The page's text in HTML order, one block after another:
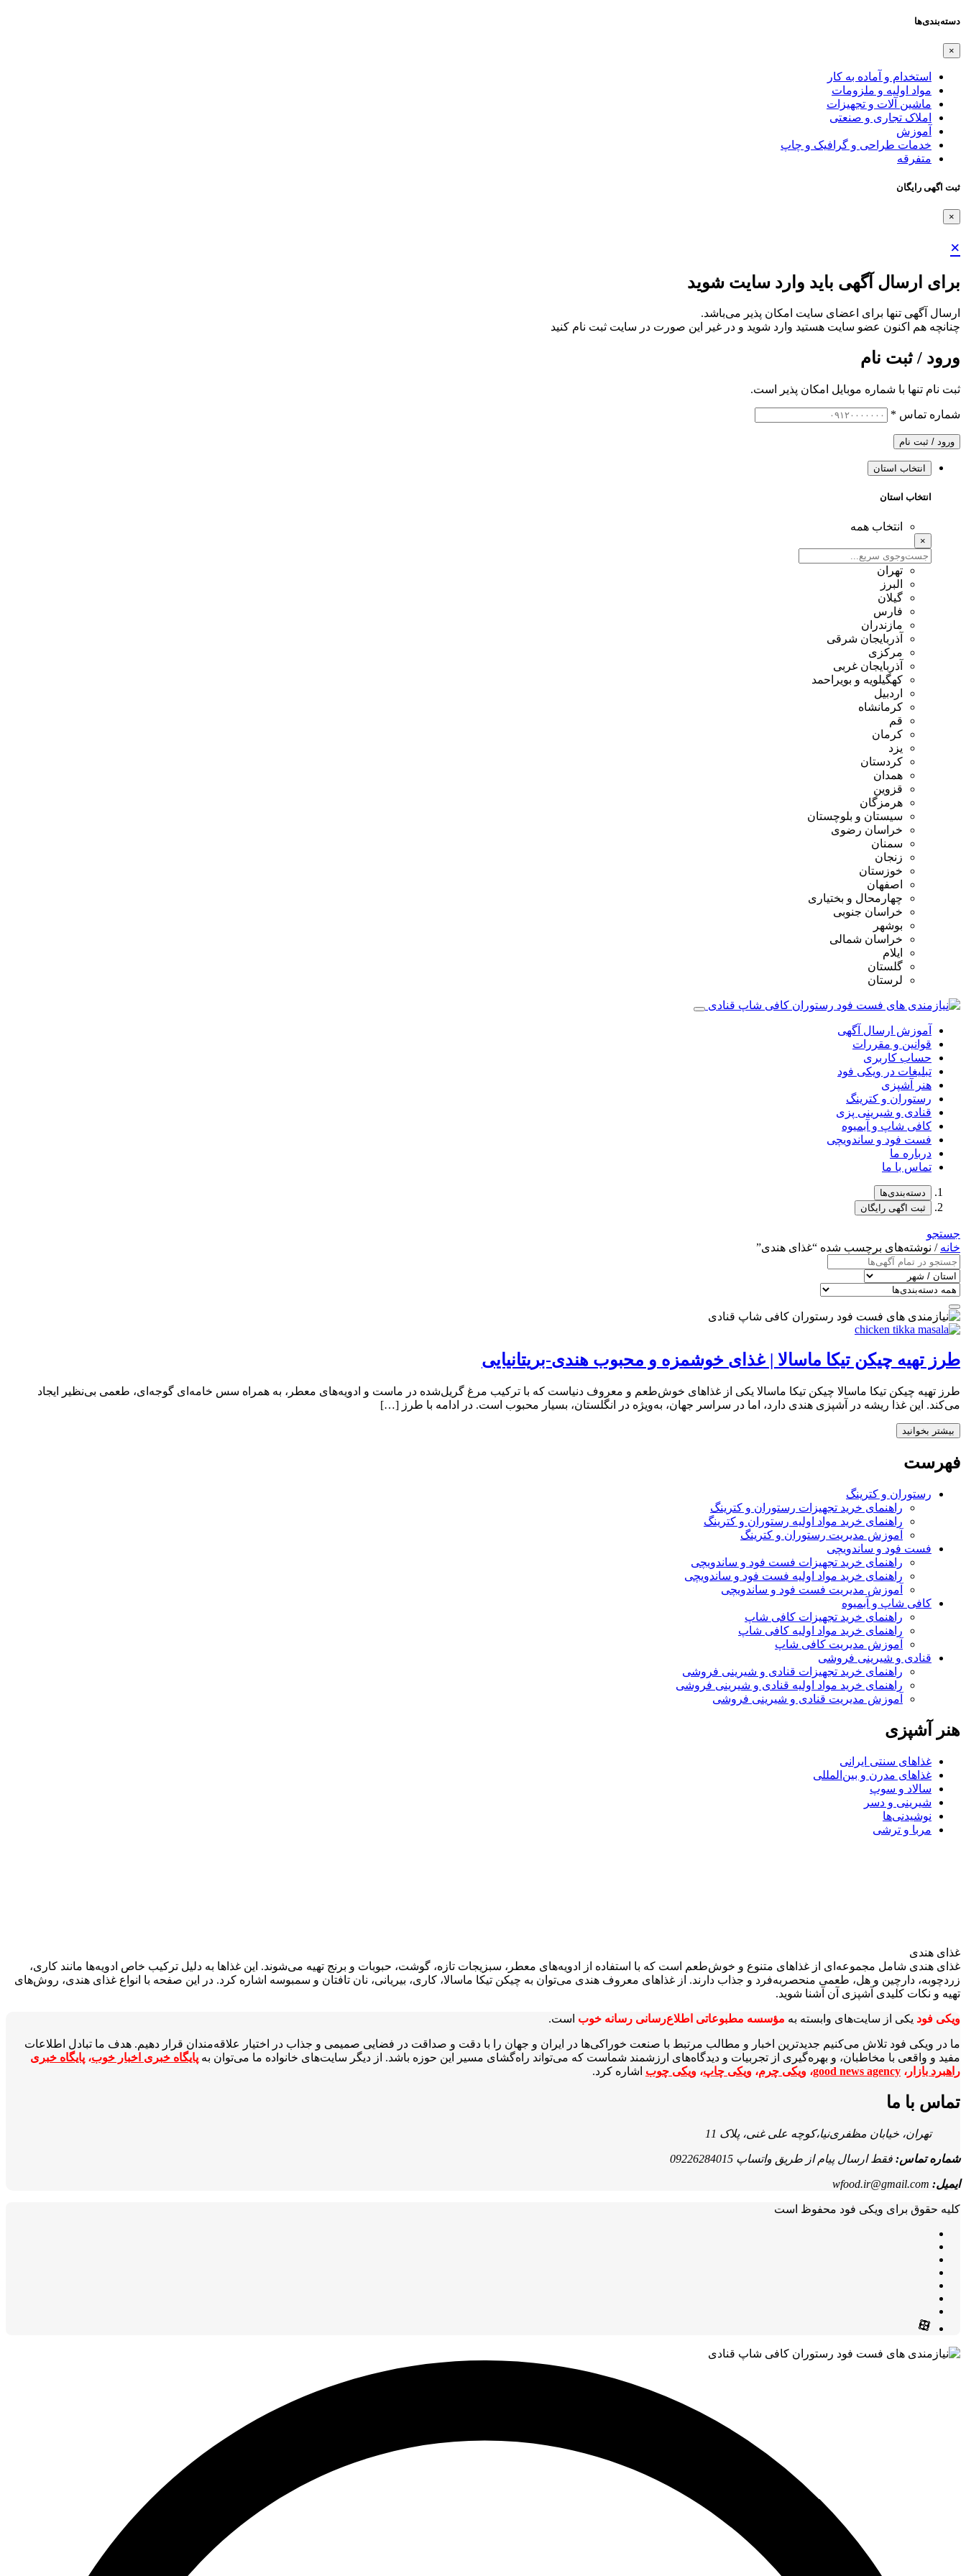
دسته‌بندی‌ها
×
استخدام و آماده به کار
مواد اولیه و ملزومات
ماشین آلات و تجهیزات
املاک تجاری و صنعتی
آموزش
خدمات طراحی و گرافیک و چاپ
متفرقه
ثبت اگهی رایگان
×
×
برای ارسال آگهی باید وارد سایت شوید
ارسال آگهی تنها برای اعضای سایت امکان پذیر می‌باشد.
چنانچه هم‌ اکنون عضو سایت هستید وارد شوید و در غیر این صورت در سایت ثبت نام کنید
ورود / ثبت نام
ثبت نام تنها با شماره موبایل امکان پذیر است.
شماره تماس *
ورود / ثبت نام
انتخاب استان
انتخاب استان
انتخاب همه
×
تهران
البرز
گیلان
فارس
مازندران
آذربایجان شرقی
مرکزی
آذربایجان غربی
کهگیلویه و بویراحمد
اردبیل
کرمانشاه
قم
کرمان
یزد
کردستان
همدان
قزوین
هرمزگان
سیستان و بلوچستان
خراسان رضوی
سمنان
زنجان
خوزستان
اصفهان
چهارمحال و بختیاری
خراسان جنوبی
بوشهر
خراسان شمالی
ایلام
گلستان
لرستان
آموزش ارسال آگهی
قوانین و مقررات
حساب کاربری
تبلیغات در ویکی فود
هنر آشپزی
رستوران و کترینگ
قنادی و شیرینی پزی
کافی شاپ و آبمیوه
فست فود و ساندویچی
درباره ما
تماس با ما
دسته‌بندی‌ها
ثبت اگهی رایگان
جستجو
خانه / نوشته‌های برچسب شده “غذای هندی”
طرز تهیه چیکن تیکا ماسالا | غذای خوشمزه و محبوب هندی-بریتانیایی
طرز تهیه چیکن تیکا ماسالا چیکن تیکا ماسالا یکی از غذاهای خوش‌طعم و معروف دنیاست که با ترکیب مرغ گریل‌شده در ماست و ادویه‌های معطر، به همراه سس خامه‌ای گوجه‌ای، طعمی بی‌نظیر ایجاد
می‌کند. این غذا ریشه در آشپزی هندی دارد، اما در سراسر جهان، به‌ویژه در انگلستان، بسیار محبوب است. در ادامه با طرز […]
بیشتر بخوانید
فهرست
رستوران و کترینگ
راهنمای خرید تجهیزات رستوران و کترینگ
راهنمای خرید مواد اولیه رستوران و کترینگ
آموزش مدیریت رستوران و کترینگ
فست فود و ساندویچی
راهنمای خرید تجهیزات فست فود و ساندویچی
راهنمای خرید مواد اولیه فست فود و ساندویچی
آموزش مدیریت فست فود و ساندویچی
کافی شاپ و آبمیوه
راهنمای خرید تجهیزات کافی شاپ
راهنمای خرید مواد اولیه کافی‌ شاپ‌
آموزش مدیریت کافی شاپ
قنادی و شیرینی فروشی
راهنمای خرید تجهیزات قنادی و شیرینی فروشی
راهنمای خرید مواد اولیه قنادی و شیرینی فروشی
آموزش مدیریت قنادی و شیرینی فروشی
هنر آشپزی
غذاهای سنتی ایرانی
غذاهای مدرن و بین‌المللی
سالاد و سوپ
شیرینی و دسر
نوشیدنی‌ها
مربا و ترشی
غذای هندی
غذای هندی شامل مجموعه‌ای از غذاهای متنوع و خوش‌طعم است که با استفاده از ادویه‌های معطر، سبزیجات تازه، گوشت، حبوبات و برنج تهیه می‌شوند. این غذاها به دلیل ترکیب خاص ادویه‌ها مانند کاری،
زردچوبه، دارچین و هل، طعمی منحصربه‌فرد و جذاب دارند. از غذاهای معروف هندی می‌توان به چیکن تیکا ماسالا، کاری، بیریانی، نان تافتان و سمبوسه اشاره کرد. در این صفحه با انواع غذای هندی، روش‌های
تهیه و نکات کلیدی آشپزی آن آشنا شوید.
ویکی‌ فود یکی از سایت‌های وابسته به مؤسسه مطبوعاتی اطلاع‌رسانی رسانه خوب است.
ما در ویکی‌ فود تلاش می‌کنیم جدیدترین اخبار و مطالب مرتبط با صنعت خوراکی‌ها در ایران و جهان را با دقت و صداقت در فضایی صمیمی و جذاب در اختیار علاقه‌مندان قرار دهیم. هدف ما تبادل اطلاعات
مفید و واقعی با مخاطبان، و بهره‌گیری از تجربیات و دیدگاه‌های ارزشمند شماست که می‌تواند راه‌گشای مسیر این حوزه باشد. از دیگر سایت‌های خانواده ما می‌توان به پایگاه خبری اخبار خوب، پایگاه خبری
راهبرد بازار ، good news agency، ویکی چرم، ویکی چاپ، ویکی چوب اشاره کرد.
تماس با ما
تهران، خیابان مظفری‌نیا،کوچه علی غنی، پلاک 11
شماره تماس: فقط ارسال پیام از طریق واتساپ 09226284015
ایمیل: wfood.ir@gmail.com
کلیه حقوق برای ویکی فود محفوظ است